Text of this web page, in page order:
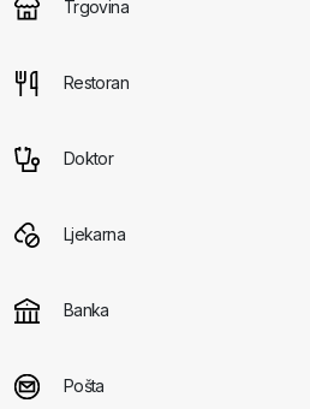
Trgovina
Restoran
Doktor
Ljekarna
Banka
Pošta